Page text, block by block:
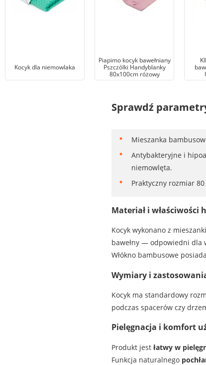
Kocyk dla niemowlaka
Piapimo kocyk bawełniany
Pszczólki Handyblanky
80x100cm różowy
Sprawdź
Mieszanka
Antybakteryjne i
niemowlęta.
Praktyczny rozmiar
Materiał i właściwości
Kocyk wykonano z mieszanki
bawełny — odpowiedni dla
Włókno bambusowe posiada
Wymiary i
Kocyk ma standardowy
podczas spacerów czy
Pielęgnacja i komfort
Produkt jest łatwy w
Funkcja naturalnego